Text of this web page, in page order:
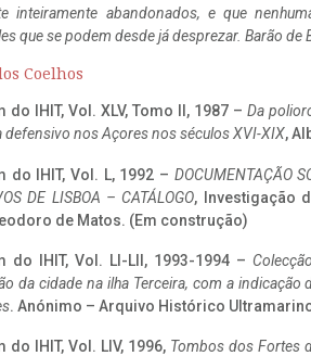
inteiramente abandonados, e que
que se podem desde já desprezar. Barão de
Coelhos
do IHIT, Vol. XLV, Tomo II, 1987 – Da
defensivo nos Açores nos séculos XVI-XIX,
do IHIT, Vol. L, 1992 – DOCUMENTAÇÃO
DE LISBOA – CATÁLOGO, Investigação
de Matos. (Em construção)
do IHIT, Vol. LI-LII, 1993-1994 –
da cidade na ilha Terceira, com a
. Anónimo – Arquivo Histórico
do IHIT, Vol. LIV, 1996, Tombos dos Fortes